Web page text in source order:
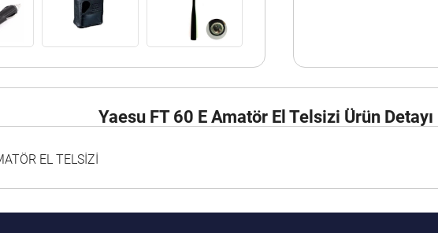
Yaesu FT 60 E Amatör El Telsizi Ürün Detayı
EL TELSİZİ